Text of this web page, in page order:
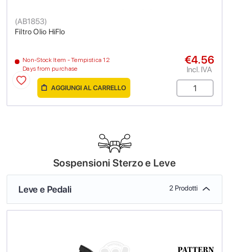
Filtro Olio HiFlo
(AB1853)
Non-Stock Item - Tempistica 12
Days from purchase
€4.56
Incl. IVA
AGGIUNGI AL CARRELLO
Sospensioni Sterzo e Leve
Leve e Pedali 2 Prodotti